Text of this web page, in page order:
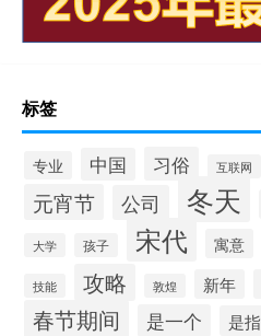
标签
专业 中国 习俗 互联网
元宵节 公司 冬天
大学 孩子 宋代 寓意
技能 攻略 敦煌 新年
春节期间 是一个 是指